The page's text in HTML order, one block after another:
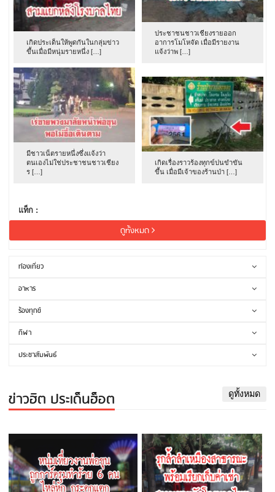
เกิดประเด็นให้พูดกันในกลุ่มข่าว
ขึ้นเมื่อมีหนุ่มรายหนึ่ง […]
ประชาชนชาวเชียงรายออก
อาการโมโหจัด เมื่อมีรายงาน
แจ้งว่าพ […]
มีชาวเน็ตรายหนึ่งซึ่งแจ้งว่า
ตนเองไม่ใช่ประชาชนชาวเชียง
ร […]
เกิดเรื่องราวร้องทุกข์ปนขำขัน
ขึ้น เมื่อมีเจ้าของร้านป่า […]
แท็ก :
ดูทั้งหมด
ท่องเที่ยว
อาหาร
ร้องทุกข์
กีฬา
ประชาสัมพันธ์
ข่าวฮิต ประเด็นฮ็อต ดูทั้งหมด